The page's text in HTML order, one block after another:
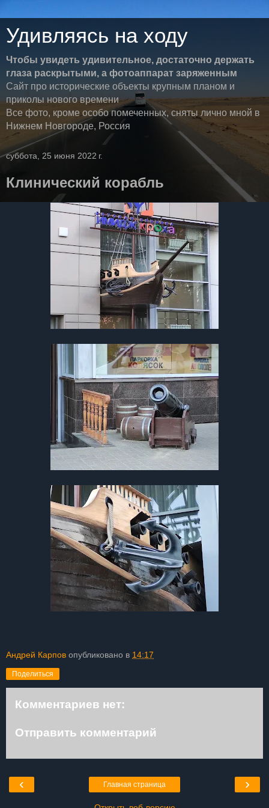
Удивляясь на ходу
Чтобы увидеть удивительное, достаточно держать
глаза раскрытыми, а фотоаппарат заряженным
Сайт про исторические объекты крупным планом и
приколы нового времени
Все фото, кроме особо помеченных, сняты лично мной в
Нижнем Новгороде, Россия
суббота, 25 июня 2022 г.
Клинический корабль
Андрей Карпов опубликовано в 14:17
Поделиться
Комментариев нет:
Отправить комментарий
‹ ›
Главная страница